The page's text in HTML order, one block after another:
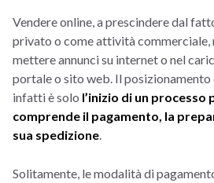
Vendere online, a prescindere dal
privato o come attività commerciale,
mettere annunci su internet o nel
portale o sito web. Il
infatti è solo l’inizio di un processo
comprende il pagamento, la
sua spedizione
Solitamente, le modalità di